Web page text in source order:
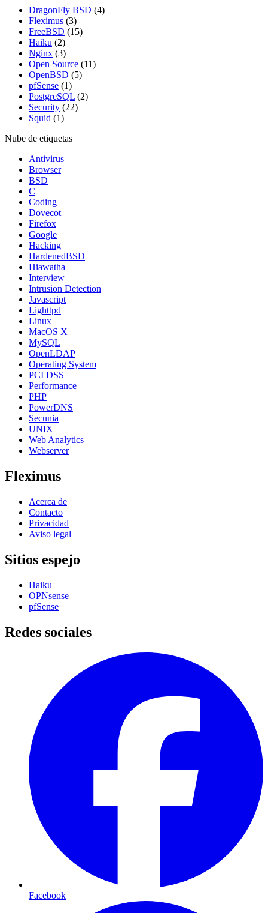
DragonFly BSD (4)
Fleximus (3)
FreeBSD (15)
Haiku (2)
Nginx (3)
Open Source (11)
OpenBSD (5)
pfSense (1)
PostgreSQL (2)
Security (22)
Squid (1)
Nube de etiquetas
Antivirus
Browser
BSD
C
Coding
Dovecot
Firefox
Google
Hacking
HardenedBSD
Hiawatha
Interview
Intrusion Detection
Javascript
Lighttpd
Linux
MacOS X
MySQL
OpenLDAP
Operating System
PCI DSS
Performance
PHP
PowerDNS
Secunia
UNIX
Web Analytics
Webserver
Fleximus
Acerca de
Contacto
Privacidad
Aviso legal
Sitios espejo
Haiku
OPNsense
pfSense
Redes sociales
Facebook